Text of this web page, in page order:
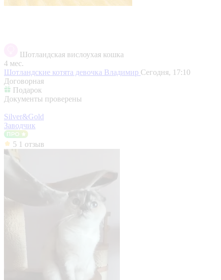
Шотландская вислоухая кошка
4 мес.
Шотландские котята девочка Владимир Сегодня, 17:10
Договорная
Подарок
Документы проверены
Silver&Gold
Заводчик
5 1 отзыв